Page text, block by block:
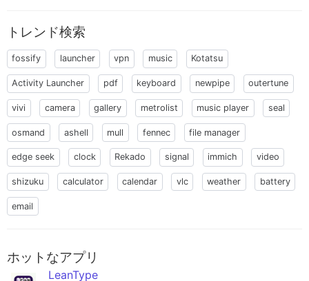
トレンド検索
fossify launcher vpn music Kotatsu
Activity Launcher pdf keyboard newpipe outertune
vivi camera gallery metrolist music player seal
osmand ashell mull fennec file manager
edge seek clock Rekado signal immich video
shizuku calculator calendar vlc weather battery
email
ホットなアプリ
LeanType